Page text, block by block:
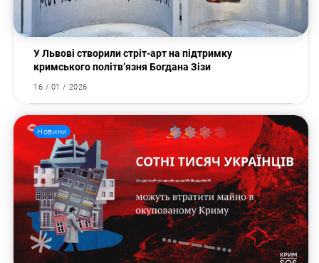
У Львові створили стріт-арт на підтримку
кримського політв’язня Богдана Зізи
16 / 01 / 2026
Новини